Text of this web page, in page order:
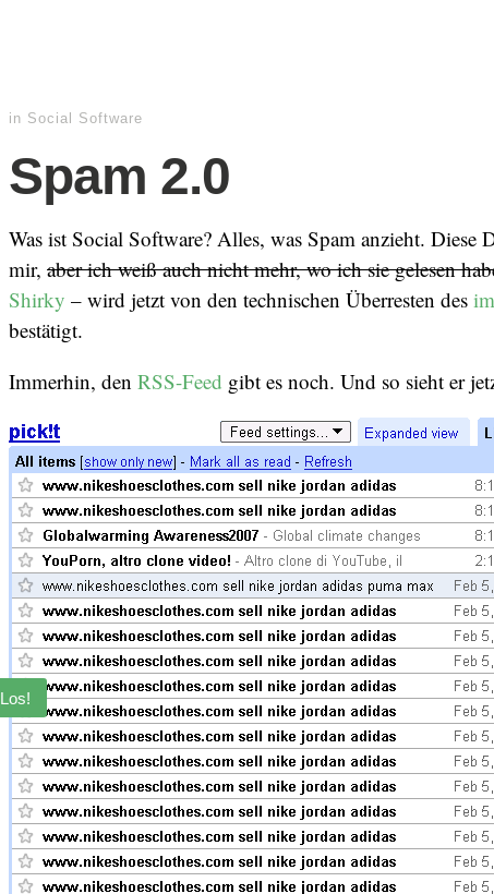
in Social Software
Spam 2.0
Was ist Social Software? Alles, was Spam anzieht.
mir, aber ich weiß auch nicht mehr, wo ich sie gelesen
Shirky – wird jetzt von den technischen Überresten des
bestätigt.
Immerhin, den RSS-Feed gibt es noch. Und so sieht er
Los!